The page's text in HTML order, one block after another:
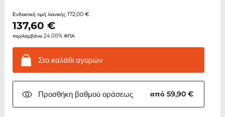
Ενδεικτική τιμή λιανικής 172,00 €
137,60 €
περιλαμβάνει 24.00% ΦΠΑ
Στο καλάθιαγορών
Προσθήκη βαθμούοράσεως από 59,90 €